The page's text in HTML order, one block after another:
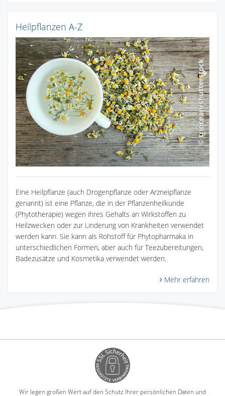
Heilpflanzen A-Z
Eine Heilpflanze (auch Drogenpflanze oder Arzneipflanze
genannt) ist eine Pflanze, die in der Pflanzenheilkunde
(Phytotherapie) wegen ihres Gehalts an Wirkstoffen zu
Heilzwecken oder zur Linderung von Krankheiten verwendet
werden kann. Sie kann als Rohstoff für Phytopharmaka in
unterschiedlichen Formen, aber auch für Teezubereitungen,
Badezusätze und Kosmetika verwendet werden.
Mehr erfahren
Wir legen großen Wert auf den Schutz Ihrer persönlichen Daten und